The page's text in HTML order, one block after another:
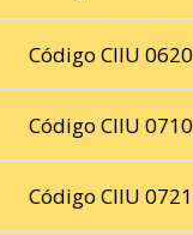
Código CIIU 0620
Código CIIU 0710
Código CIIU 0721